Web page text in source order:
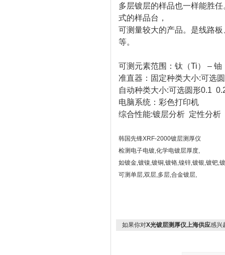
多层镀层的样品也一样能胜
式的样品台，
可测量较大的产品。是线路
等。
可测元素范围：钛（Ti） –
准直器：固定种类大小:可选
自动种类大小:可选圆形0.1
电脑系统：彩色打印机
综合性能:镀层分析 定性分
韩国先锋XRF-2000镀层测厚仪
检测电子电镀,化学电镀层厚度,
如镀金,镀镍,镀铜,镀铬,镍锌,镀银,镀钯,
可测单层,双层,多层,合金镀层,
如果你对X光镀层测厚仪上海供应感兴